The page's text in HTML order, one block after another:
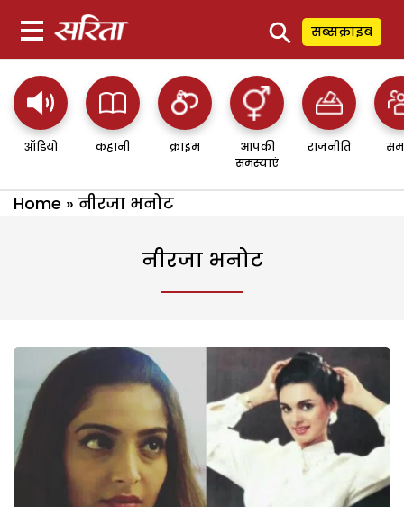
⚲ सब्सक्राइब
ऑडियो कहानी क्राइम
आपकी
समस्याएं
राजनीति
Home » नीरजा भनोट
नीरजा भनोट